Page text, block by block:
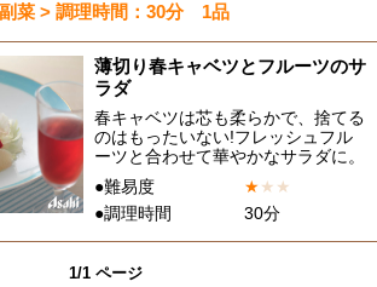
菜 > 調理時間：30分 1品
薄切り春キャベツとフルーツのサ
ラダ
春キャベツは芯も柔らかで、捨てる
のはもったいない!フレッシュフル
ーツと合わせて華やかなサラダに。
●難易度
★★ ★
●調理時間
30分
1/1 ページ